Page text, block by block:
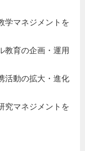
マネジメントを
教育の企画・運用
活動の拡大・進化
マネジメントを